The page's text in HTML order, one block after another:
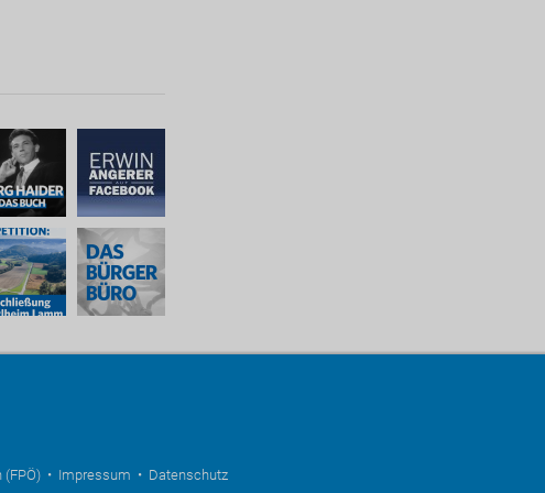
• Impressum • Datenschutz